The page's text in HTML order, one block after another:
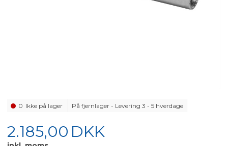
0 Ikke på lager På fjernlager - Levering 3 - 5 hverdage
2.185,00 DKK